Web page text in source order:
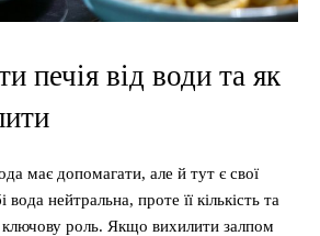
печія від води та як
має допомагати, але й тут є свої
нейтральна, проте її кількість та
роль. Якщо вихилити залпом